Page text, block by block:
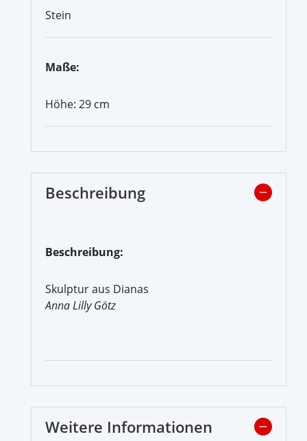
Stein
Maße:
Höhe: 29 cm
Beschreibung
Beschreibung:
Skulptur aus Dianas
Anna Lilly Götz
Weitere Informationen